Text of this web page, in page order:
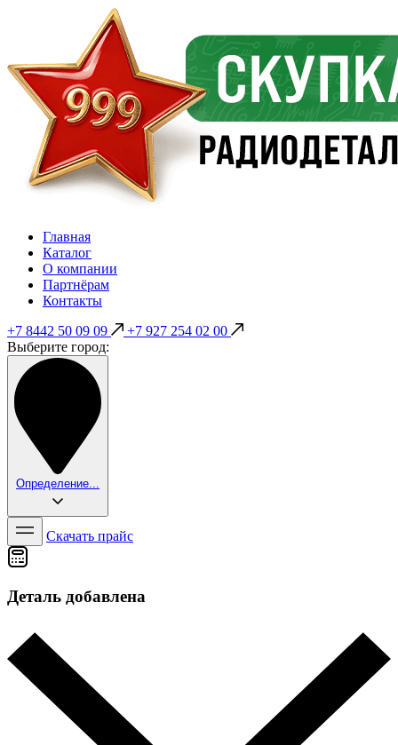
Главная
Каталог
О компании
Партнёрам
Контакты
+7 8442 50 09 09
+7 927 254 02 00
Выберите город:
Определение...
Скачать прайс
Деталь добавлена